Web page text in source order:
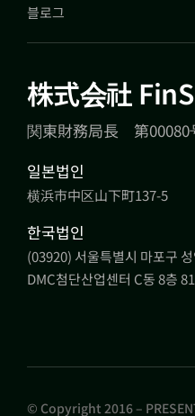
블로그
株式会社
関東財務局長 第00080
일본법인
横浜市中区山下町137-5
한국법인
(03920) 서울특별시 마포구
DMC첨단산업센터 C동 8층
© Copyright 2016 –